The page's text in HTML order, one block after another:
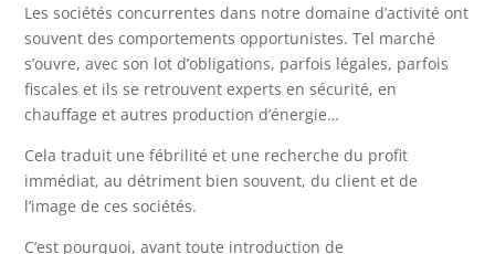
Les sociétés concurrentes dans notre domaine d’activité ont
souvent des comportements opportunistes. Tel marché
s’ouvre, avec son lot d’obligations, parfois légales, parfois
fiscales et ils se retrouvent experts en sécurité, en
chauffage et autres production d’énergie…
Cela traduit une fébrilité et une recherche du profit
immédiat, au détriment bien souvent, du client et de
l’image de ces sociétés.
C’est pourquoi, avant toute introduction de